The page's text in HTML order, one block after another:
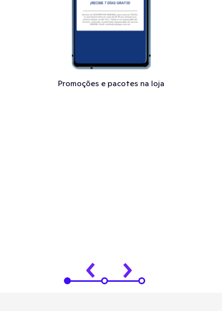
Promoções e pacotes na loja